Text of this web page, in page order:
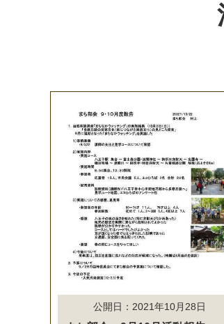
公開日：2021年10月28日